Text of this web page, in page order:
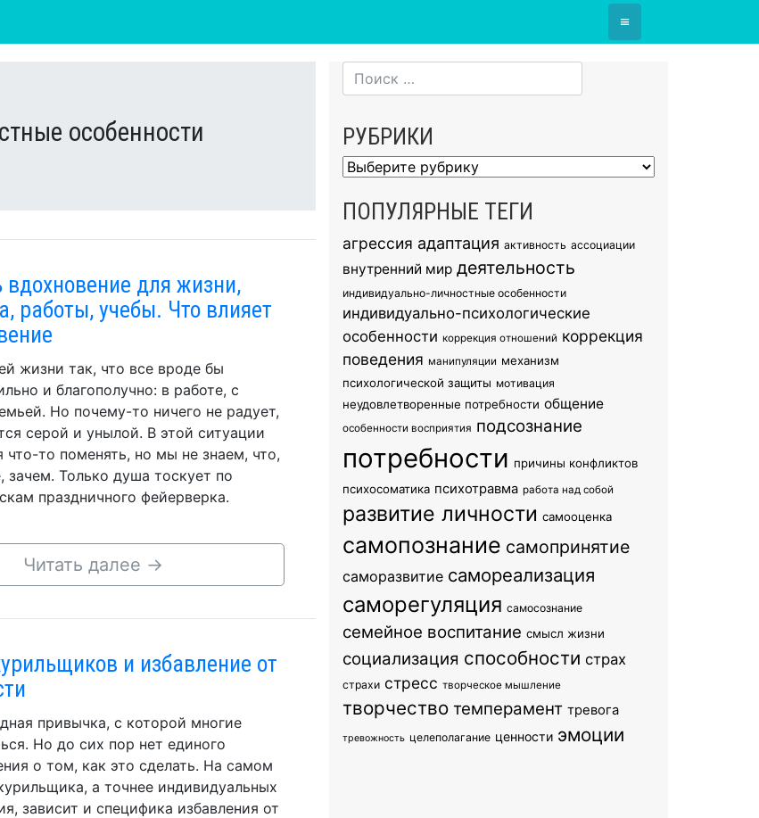
≡
особенности
вдохновение для жизни,
работы, учебы. Что влияет
жизни так, что все вроде бы
и благополучно: в работе, с
Но почему-то ничего не радует,
серой и унылой. В этой ситуации
что-то поменять, но мы не знаем, что,
зачем. Только душа тоскует по
праздничного фейерверка.
Читать далее →
и избавление от
привычка, с которой многие
Но до сих пор нет единого
о том, как это сделать. На самом
а точнее индивидуальных
зависит и специфика избавления от
РУБРИКИ
Рубрики
ПОПУЛЯРНЫЕ ТЕГИ
агрессия адаптация активность ассоциации
внутренний мир деятельность
индивидуально-личностные особенности
индивидуально-психологические
особенности коррекция отношений коррекция
поведения манипуляции механизм
психологической защиты мотивация
неудовлетворенные потребности общение
особенности восприятия подсознание
потребности причины конфликтов
психосоматика психотравма работа над собой
развитие личности самооценка
самопознание самопринятие
саморазвитие самореализация
саморегуляция самосознание
семейное воспитание смысл жизни
социализация способности страх
страхи стресс творческое мышление
творчество темперамент тревога
тревожность целеполагание ценности эмоции